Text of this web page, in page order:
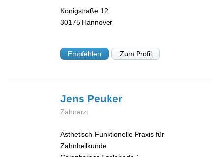
Königstraße 12
30175 Hannover
Empfehlen Zum Profil
Jens Peuker
Zahnarzt
Ästhetisch-Funktionelle Praxis für
Zahnheilkunde